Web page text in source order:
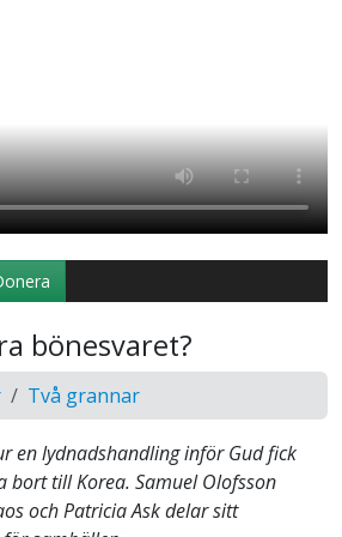
bönesvaret?
Två grannar
en lydnadshandling inför Gud fick
bort till Korea. Samuel Olofsson
och Patricia Ask delar sitt